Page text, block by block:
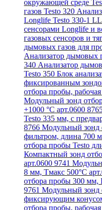
окружающей среде
газов Testo 320
Longlife Testo 330-1 LL
сенсорами Longlife и
газовых сенсоров и
дымовых газов для
Анализатор дымовых
340 Анализатор
Testo 350 Блок
фиксированным
отбора пробы,
Модульный зонд
+1000 °С арт.0600
Testo 335 мм, с
8766 Модульный зонд
фильтром, длина 700
отбора пробы Testo
Компактный зонд
арт.0600 9741
8 мм, Tмакс 500°С
отбора пробы 300 мм,
9761 Модульный зонд
фиксирующим
отбора пробы,